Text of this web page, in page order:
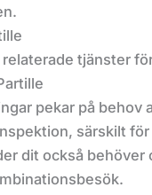
tjänster
pekar på behov
särskilt
dit också behöver